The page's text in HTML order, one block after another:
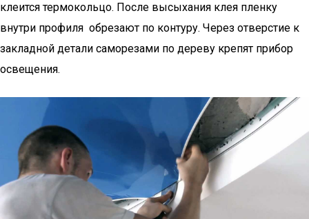
клеится термокольцо. После высыхания клея пленку
внутри профиля обрезают по контуру. Через отверстие к
закладной детали саморезами по дереву крепят прибор
освещения.